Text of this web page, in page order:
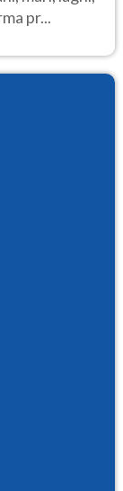
pr...